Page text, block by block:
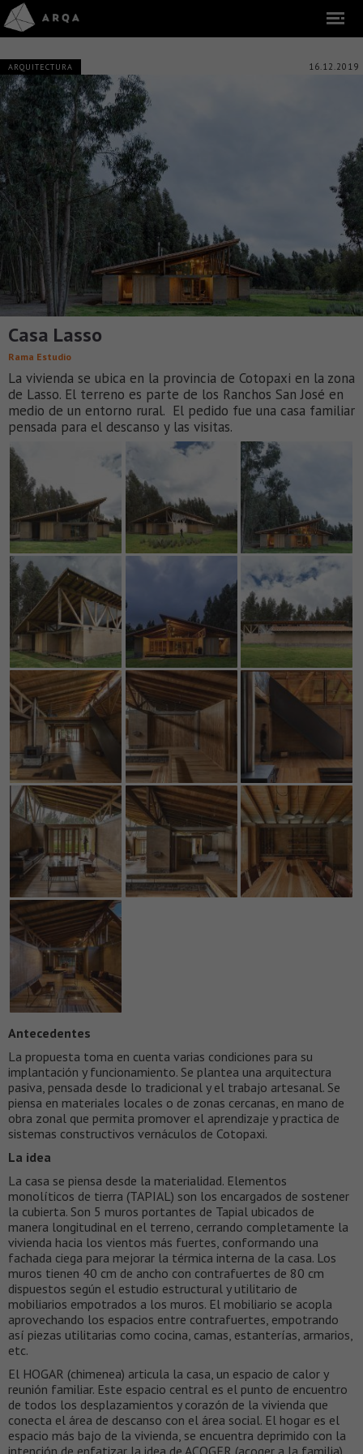
ARQUITECTURA 16.12.2019
Casa Lasso
Rama Estudio
La vivienda se ubica en la provincia de Cotopaxi en la zona
de Lasso. El terreno es parte de los Ranchos San José en
medio de un entorno rural. El pedido fue una casa familiar
pensada para el descanso y las visitas.
Antecedentes
La propuesta toma en cuenta varias condiciones para su
implantación y funcionamiento. Se plantea una arquitectura
pasiva, pensada desde lo tradicional y el trabajo artesanal. Se
piensa en materiales locales o de zonas cercanas, en mano de
obra zonal que permita promover el aprendizaje y practica de
sistemas constructivos vernáculos de Cotopaxi.
La idea
La casa se piensa desde la materialidad. Elementos
monolíticos de tierra (TAPIAL) son los encargados de sostener
la cubierta. Son 5 muros portantes de Tapial ubicados de
manera longitudinal en el terreno, cerrando completamente la
vivienda hacia los vientos más fuertes, conformando una
fachada ciega para mejorar la térmica interna de la casa. Los
muros tienen 40 cm de ancho con contrafuertes de 80 cm
dispuestos según el estudio estructural y utilitario de
mobiliarios empotrados a los muros. El mobiliario se acopla
aprovechando los espacios entre contrafuertes, empotrando
así piezas utilitarias como cocina, camas, estanterías, armarios,
etc.
El HOGAR (chimenea) articula la casa, un espacio de calor y
reunión familiar. Este espacio central es el punto de encuentro
de todos los desplazamientos y corazón de la vivienda que
conecta el área de descanso con el área social. El hogar es el
espacio más bajo de la vivienda, se encuentra deprimido con la
intención de enfatizar la idea de ACOGER (acoger a la familia).